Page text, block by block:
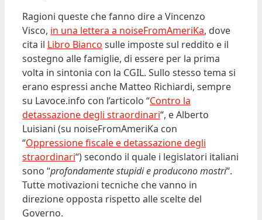
Ragioni queste che fanno dire a Vincenzo
Visco, in una lettera a noiseFromAmeriKa, dove
cita il Libro Bianco sulle imposte sul reddito e il
sostegno alle famiglie, di essere per la prima
volta in sintonia con la CGIL. Sullo stesso tema si
erano espressi anche Matteo Richiardi, sempre
su Lavoce.info con l’articolo “Contro la
detassazione degli straordinari“, e Alberto
Luisiani (su noiseFromAmeriKa con
“Oppressione fiscale e detassazione degli
straordinari“) secondo il quale i legislatori italiani
sono “profondamente stupidi e producono mostri“.
Tutte motivazioni tecniche che vanno in
direzione opposta rispetto alle scelte del
Governo.